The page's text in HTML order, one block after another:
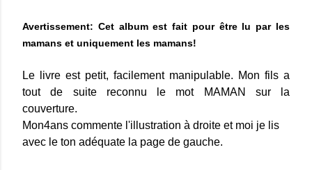
Avertissement: Cet album est fait pour être lu par les
mamans et uniquement les mamans!
Le livre est petit, facilement manipulable. Mon fils a
tout de suite reconnu le mot MAMAN sur la
couverture.
Mon4ans commente l'illustration à droite et moi je lis
avec le ton adéquate la page de gauche.